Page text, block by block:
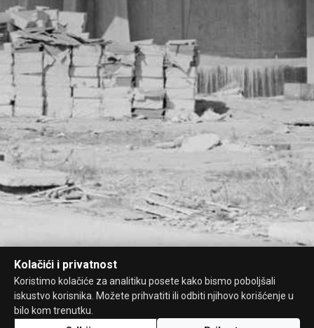
Kolačići i privatnost
Koristimo kolačiće za analitiku posete kako bismo poboljšali
iskustvo korisnika. Možete prihvatiti ili odbiti njihovo korišćenje u
bilo kom trenutku.